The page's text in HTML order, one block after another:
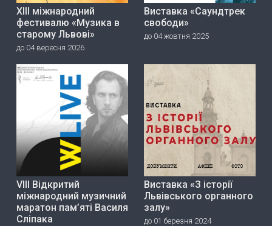
ХІІІ міжнародний
фестивалю «Музика в
старому Львові»
до 04 вересня 2026
Виставка «Саундтрек
свободи»
до 04 жовтня 2025
VIII Відкритий
міжнародний музичний
маратон пам’яті Василя
Сліпака
Виставка «З історії
Львівського органного
залу»
до 01 березня 2024